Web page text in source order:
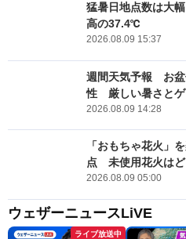
猛暑日地点数は大
高の37.4℃
2026.08.09 15:37
週間天気予報 お盆
性 厳しい暑さとゲ
2026.08.09 14:28
「おもちゃ花火」
点 未使用花火はど
2026.08.09 05:00
ウェザーニュースLiVE
ライブ放送中